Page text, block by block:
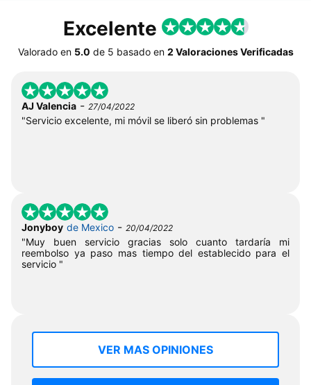
Excelente
Valorado en 5.0 de 5 basado en 2 Valoraciones Verificadas
AJ Valencia - 27/04/2022
"Servicio excelente, mi móvil se liberó sin problemas "
Jonyboy de Mexico - 20/04/2022
"Muy buen servicio gracias solo cuanto tardaría mi
reembolso ya paso mas tiempo del establecido para el
servicio "
VER MAS OPINIONES